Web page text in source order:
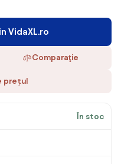
VidaXL.ro
Comparaţie
prețul
În stoc